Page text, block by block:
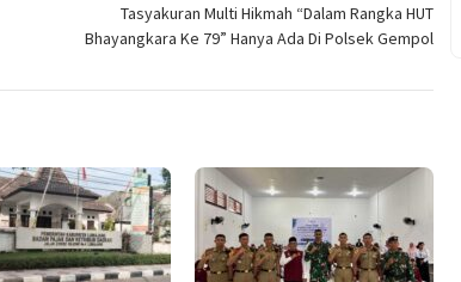
Tasyakuran Multi Hikmah “Dalam Rangka HUT
Bhayangkara Ke 79” Hanya Ada Di Polsek Gempol